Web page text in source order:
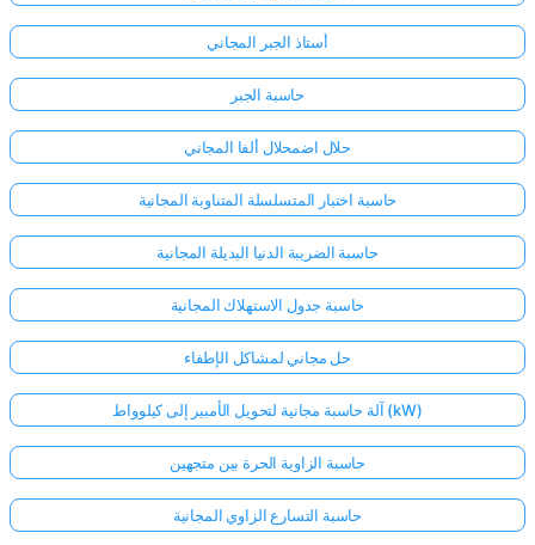
أستاذ الجبر المجاني
حاسبة الجبر
حلال اضمحلال ألفا المجاني
حاسبة اختبار المتسلسلة المتناوبة المجانية
حاسبة الضريبة الدنيا البديلة المجانية
حاسبة جدول الاستهلاك المجانية
حل مجاني لمشاكل الإطفاء
آلة حاسبة مجانية لتحويل الأمبير إلى كيلوواط (kW)
حاسبة الزاوية الحرة بين متجهين
حاسبة التسارع الزاوي المجانية